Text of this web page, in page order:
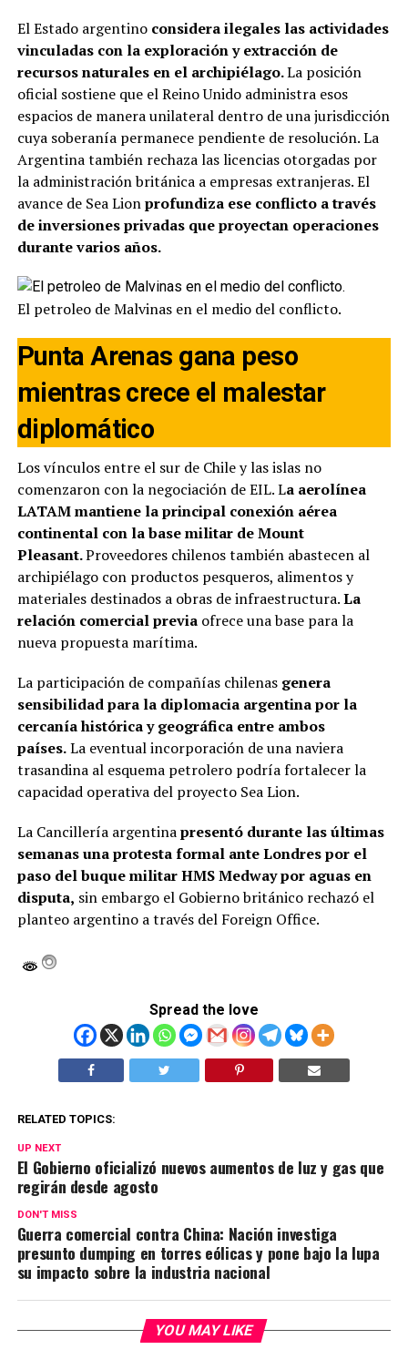
El Estado argentino considera ilegales las actividades
vinculadas con la exploración y extracción de
recursos naturales en el archipiélago.La posición
oficial sostiene que el Reino Unido administra esos
espacios de manera unilateral dentro de una jurisdicción
cuya soberanía permanece pendiente de resolución. La
Argentina también rechaza las licencias otorgadas por
la administración británica a empresas extranjeras. El
avance de Sea Lionprofundiza ese conflicto a través
de inversiones privadas que proyectan operaciones
durante varios años.
El petroleo de Malvinas en el medio del conflicto.
Punta Arenas gana peso
mientras crece el malestar
diplomático
Los vínculos entre el sur de Chile y las islas no
comenzaron con la negociación de EIL. La aerolínea
LATAM mantiene la principal conexión aérea
continental con la base militar de Mount
Pleasant.Proveedores chilenos también abastecen al
archipiélago con productos pesqueros, alimentos y
materiales destinados a obras de infraestructura.La
relación comercial previaofrece una base para la
nueva propuesta marítima.
La participación de compañías chilenasgenera
sensibilidad para la diplomacia argentina por la
cercanía histórica y geográfica entre ambos
países.La eventual incorporación de una naviera
trasandina al esquema petrolero podría fortalecer la
capacidad operativa del proyecto Sea Lion.
La Cancillería argentinapresentó durante las últimas
semanas una protesta formal ante Londres por el
paso del buque militar HMS Medway por aguas en
disputa, sin embargo el Gobierno británico rechazó el
planteo argentino a través del Foreign Office.
Spread the love
RELATED TOPICS:
UP NEXT
El Gobierno oficializó nuevos aumentos de luz y gas que
regirán desde agosto
DON'T MISS
Guerra comercial contra China: Nación investiga
presunto dumping en torres eólicas y pone bajo la lupa
su impacto sobre la industria nacional
YOU MAY LIKE